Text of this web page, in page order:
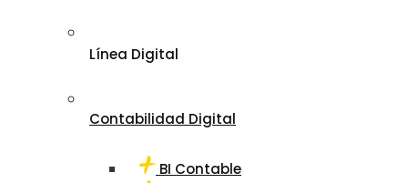
Línea Digital
Contabilidad Digital
BI Contable